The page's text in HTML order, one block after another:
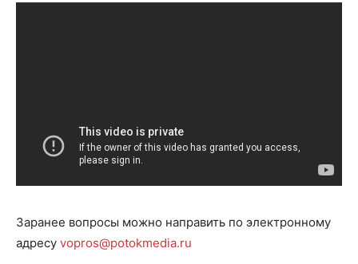
Заранее вопросы можно направить по электронному
адресу vopros@potokmedia.ru